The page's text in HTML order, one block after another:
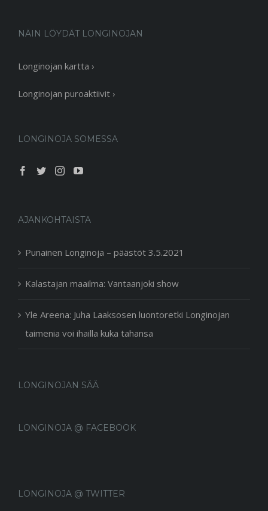
NÄIN LÖYDÄT LONGINOJAN
Longinojan kartta ›
Longinojan puroaktiivit ›
LONGINOJA SOMESSA
AJANKOHTAISTA
Punainen Longinoja – päästöt 3.5.2021
Kalastajan maailma: Vantaanjoki show
Yle Areena: Juha Laaksosen luontoretki Longinojan
taimenia voi ihailla kuka tahansa
LONGINOJAN SÄÄ
LONGINOJA @ FACEBOOK
LONGINOJA @ TWITTER